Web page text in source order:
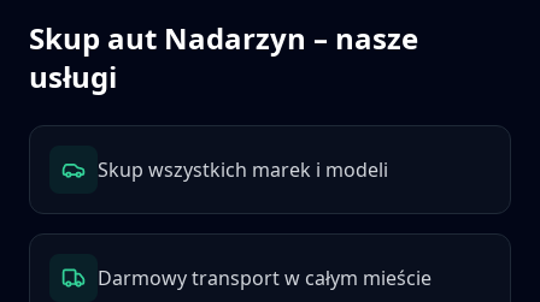
Skup aut Nadarzyn – nasze
usługi
Skup wszystkich marek i modeli
Darmowy transport w całym mieście